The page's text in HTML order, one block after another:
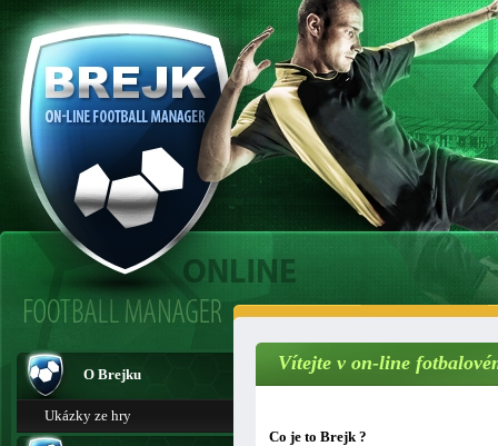
O Brejku
Ukázky ze hry
Vítejte v on-line
Co je to Brejk ?